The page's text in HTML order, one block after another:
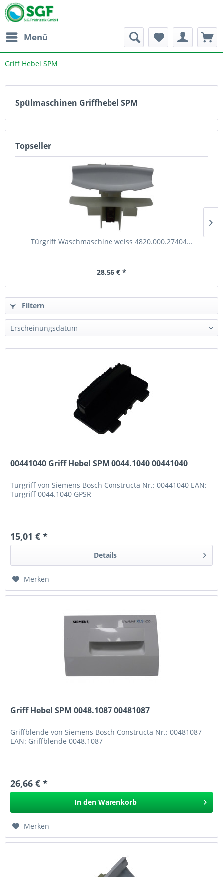
Menü
Griff Hebel SPM
Spülmaschinen Griffhebel SPM
Topseller
Türgriff Waschmaschine weiss 4820.000.27404...
28,56 € *
Filtern
00441040 Griff Hebel SPM 0044.1040 00441040
Türgriff von Siemens Bosch Constructa Nr.: 00441040 EAN:
Türgriff 0044.1040 GPSR
15,01 € *
Details
Merken
Griff Hebel SPM 0048.1087 00481087
Griffblende von Siemens Bosch Constructa Nr.: 00481087
EAN: Griffblende 0048.1087
26,66 € *
In den Warenkorb
Merken